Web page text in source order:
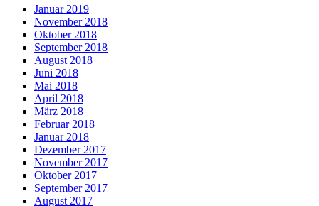
Januar 2019
November 2018
Oktober 2018
September 2018
August 2018
Juni 2018
Mai 2018
April 2018
März 2018
Februar 2018
Januar 2018
Dezember 2017
November 2017
Oktober 2017
September 2017
August 2017